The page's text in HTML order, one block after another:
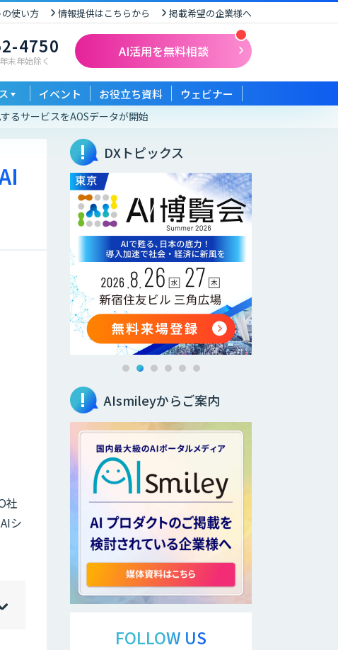
使い方 情報提供はこちらから 掲載希望の企業様へ
4750
末年始除く
AI活用を無料相談
イベント お役立ち資料 ウェビナー
るサービスをAOSデータが開始
社
シ
DXトピックス
AIsmileyからご案内
FOLLOW US